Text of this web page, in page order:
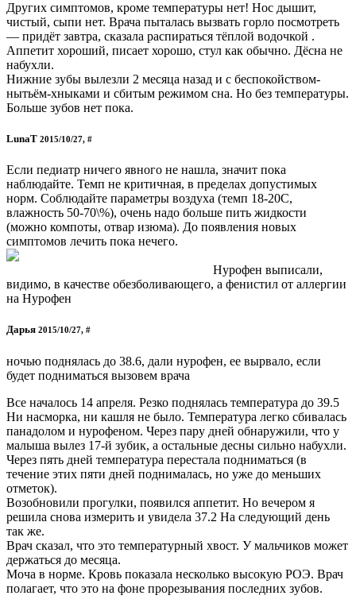
Других симптомов, кроме температуры нет! Нос дышит,
чистый, сыпи нет. Врача пыталась вызвать горло посмотреть
— придёт завтра, сказала распираться тёплой водочкой .
Аппетит хороший, писает хорошо, стул как обычно. Дёсна не
набухли.
Нижние зубы вылезли 2 месяца назад и с беспокойством-
нытьём-хныками и сбитым режимом сна. Но без температуры.
Больше зубов нет пока.
LunaT 2015/10/27, #
Если педиатр ничего явного не нашла, значит пока
наблюдайте. Темп не критичная, в пределах допустимых
норм. Соблюдайте параметры воздуха (темп 18-20С,
влажность 50-70\%), очень надо больше пить жидкости
(можно компоты, отвар изюма). До появления новых
симптомов лечить пока нечего.
Нурофен выписали,
видимо, в качестве обезболивающего, а фенистил от аллергии
на Нурофен
Дарья 2015/10/27, #
ночью поднялась до 38.6, дали нурофен, ее вырвало, если
будет подниматься вызовем врача
Все началось 14 апреля. Резко поднялась температура до 39.5
Ни насморка, ни кашля не было. Температура легко сбивалась
панадолом и нурофеном. Через пару дней обнаружили, что у
малыша вылез 17-й зубик, а остальные десны сильно набухли.
Через пять дней температура перестала подниматься (в
течение этих пяти дней поднималась, но уже до меньших
отметок).
Возобновили прогулки, появился аппетит. Но вечером я
решила снова измерить и увидела 37.2 На следующий день
так же.
Врач сказал, что это температурный хвост. У мальчиков может
держаться до месяца.
Моча в норме. Кровь показала несколько высокую РОЭ. Врач
полагает, что это на фоне прорезывания последних зубов.